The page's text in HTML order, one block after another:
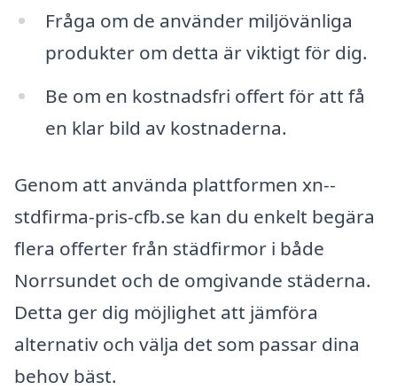
Fråga om de använder miljövänliga
produkter om detta är viktigt för dig.
Be om en kostnadsfri offert för att få
en klar bild av kostnaderna.
Genom att använda plattformen xn--
stdfirma-pris-cfb.se kan du enkelt begära
flera offerter från städfirmor i både
Norrsundet och de omgivande städerna.
Detta ger dig möjlighet att jämföra
alternativ och välja det som passar dina
behov bäst.